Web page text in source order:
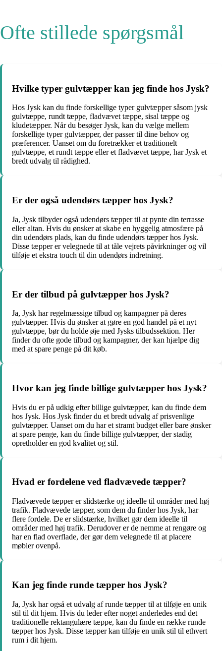
Ofte stillede spørgsmål
Hvilke typer gulvtæpper kan jeg finde hos Jysk?
Hos Jysk kan du finde forskellige typer gulvtæpper såsom jysk
gulvtæppe, rundt tæppe, fladvævet tæppe, sisal tæppe og
kludetæpper. Når du besøger Jysk, kan du vælge mellem
forskellige typer gulvtæpper, der passer til dine behov og
præferencer. Uanset om du foretrækker et traditionelt
gulvtæppe, et rundt tæppe eller et fladvævet tæppe, har Jysk et
bredt udvalg til rådighed.
Er der også udendørs tæpper hos Jysk?
Ja, Jysk tilbyder også udendørs tæpper til at pynte din terrasse
eller altan. Hvis du ønsker at skabe en hyggelig atmosfære på
din udendørs plads, kan du finde udendørs tæpper hos Jysk.
Disse tæpper er velegnede til at tåle vejrets påvirkninger og vil
tilføje et ekstra touch til din udendørs indretning.
Er der tilbud på gulvtæpper hos Jysk?
Ja, Jysk har regelmæssige tilbud og kampagner på deres
gulvtæpper. Hvis du ønsker at gøre en god handel på et nyt
gulvtæppe, bør du holde øje med Jysks tilbudssektion. Her
finder du ofte gode tilbud og kampagner, der kan hjælpe dig
med at spare penge på dit køb.
Hvor kan jeg finde billige gulvtæpper hos Jysk?
Hvis du er på udkig efter billige gulvtæpper, kan du finde dem
hos Jysk. Hos Jysk finder du et bredt udvalg af prisvenlige
gulvtæpper. Uanset om du har et stramt budget eller bare ønsker
at spare penge, kan du finde billige gulvtæpper, der stadig
opretholder en god kvalitet og stil.
Hvad er fordelene ved fladvævede tæpper?
Fladvævede tæpper er slidstærke og ideelle til områder med høj
trafik. Fladvævede tæpper, som dem du finder hos Jysk, har
flere fordele. De er slidstærke, hvilket gør dem ideelle til
områder med høj trafik. Derudover er de nemme at rengøre og
har en flad overflade, der gør dem velegnede til at placere
møbler ovenpå.
Kan jeg finde runde tæpper hos Jysk?
Ja, Jysk har også et udvalg af runde tæpper til at tilføje en unik
stil til dit hjem. Hvis du leder efter noget anderledes end det
traditionelle rektangulære tæppe, kan du finde en række runde
tæpper hos Jysk. Disse tæpper kan tilføje en unik stil til ethvert
rum i dit hjem.